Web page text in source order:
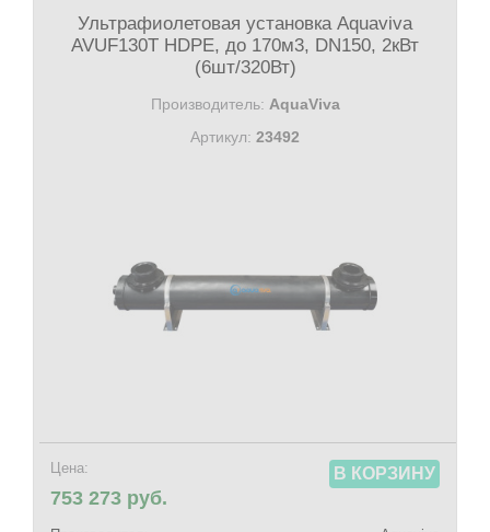
Ультрафиолетовая установка Aquaviva
AVUF130T HDPE, до 170м3, DN150, 2кВт
(6шт/320Вт)
Производитель: AquaViva
Артикул: 23492
Цена:
753 273 руб.
В КОРЗИНУ